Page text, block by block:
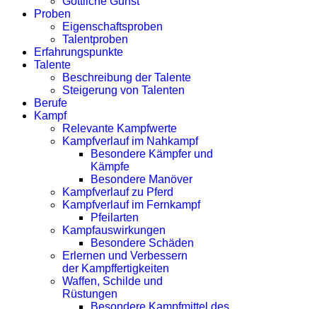
Proben
Eigenschaftsproben
Talentproben
Erfahrungspunkte
Talente
Beschreibung der Talente
Steigerung von Talenten
Berufe
Kampf
Relevante Kampfwerte
Kampfverlauf im Nahkampf
Besondere Kämpfer und
Kämpfe
Besondere Manöver
Kampfverlauf zu Pferd
Kampfverlauf im Fernkampf
Pfeilarten
Kampfauswirkungen
Besondere Schäden
Erlernen und Verbessern
der Kampffertigkeiten
Waffen, Schilde und
Rüstungen
Besondere Kampfmittel des